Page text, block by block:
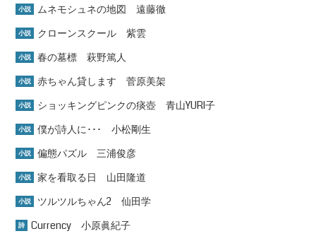
小説 ムネモシュネの地図 遠藤徹
小説 クローンスクール 紫雲
小説 春の墓標 萩野篤人
小説 赤ちゃん貸します 菅原美架
小説 ショッキングピンクの痰壺 青山YURI子
小説 僕が詩人に･･･ 小松剛生
小説 偏態パズル 三浦俊彦
小説 家を看取る日 山田隆道
小説 ツルツルちゃん2 仙田学
詩 Currency 小原眞紀子